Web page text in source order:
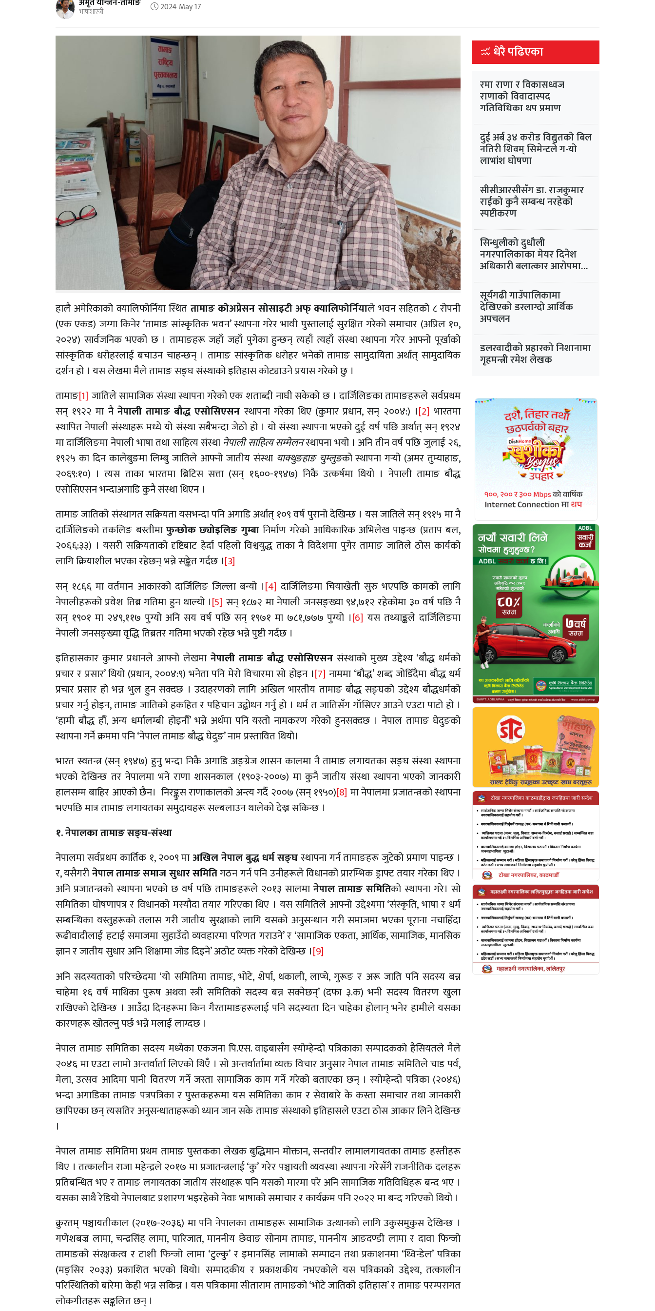
भाषाशास्त्री 2024 May 17
हालै अमेरिकाको क्यालिफोर्निया स्थित तामाङ कोअप्रेसन सोसाइटी अफ् क्यालिफोर्नियाले भवन सहितको ८ रोपनी
(एक एकड) जग्गा किनेर ‘तामाङ सांस्कृतिक भवन’ स्थापना गरेर भावी पुस्तालाई सुरक्षित गरेको समाचार (अप्रिल १०,
२०२४) सार्वजनिक भएको छ । तामाङहरू जहाँ जहाँ पुगेका हुन्छन् त्यहाँ त्यहाँ संस्था स्थापना गरेर आफ्नो पूर्खाको
सांस्कृतिक धरोहरलाई बचाउन चाहन्छन् । तामाङ सांस्कृतिक धरोहर भनेको तामाङ सामुदायिता अर्थात् सामुदायिक
दर्शन हो । यस लेखमा मैले तामाङ सङ्घ संस्थाको इतिहास कोट्याउने प्रयास गरेको छु ।
तामाङ[1] जातिले सामाजिक संस्था स्थापना गरेको एक शताब्दी नाघी सकेको छ । दार्जिलिङका तामाङहरूले सर्वप्रथम
सन् १९२२ मा नै नेपाली तामाङ बौद्ध एसोसिएसन स्थापना गरेका थिए (कुमार प्रधान, सन् २००४:) ।[2] भारतमा
स्थापित नेपाली संस्थाहरू मध्ये यो संस्था सबैभन्दा जेठो हो । यो संस्था स्थापना भएको दुई वर्ष पछि अर्थात् सन् १९२४
मा दार्जिलिङमा नेपाली भाषा तथा साहित्य संस्था नेपाली साहित्य सम्मेलनस्थापना भयो । अनि तीन वर्ष पछि जुलाई २६,
१९२५ का दिन कालेबुङमा लिम्बु जातिले आफ्नो जातीय संस्था याक्थुङहाङ चुम्लुङको स्थापना गर्‍यो (अमर तुम्याहाङ,
२०६९:१०) । त्यस ताका भारतमा ब्रिटिस सत्ता (सन् १६००-१९४७) निकै उत्कर्षमा थियो । नेपाली तामाङ बौद्ध
एसोसिएसन भन्दाअगाडि कुनै संस्था थिएन ।
तामाङ जातिको संस्थागत सक्रियता यसभन्दा पनि अगाडि अर्थात् १०९ वर्ष पुरानो देखिन्छ । यस जातिले सन् १९१५ मा नै
दार्जिलिङको तकलिङ बस्तीमा फुन्छोक छ्योइलिङ गुम्बानिर्माण गरेको आधिकारिक अभिलेख पाइन्छ (प्रताप बल,
२०६६:३३) । यसरी सक्रियताको दृष्टिबाट हेर्दा पहिलो विश्वयुद्ध ताका नै विदेशमा पुगेर तामाङ जातिले ठोस कार्यको
लागि क्रियाशील भएका रहेछन् भन्ने सङ्केत गर्दछ ।[3]
सन् १८६६ मा वर्तमान आकारको दार्जिलिङ जिल्ला बन्यो ।[4] दार्जिलिङमा चियाखेती सुरु भएपछि कामको लागि
नेपालीहरूको प्रवेश तिब्र गतिमा हुन थाल्यो ।[5] सन् १८७२ मा नेपाली जनसङ्ख्या ९४,७१२ रहेकोमा ३० वर्ष पछि नै
सन् १९०१ मा २४९,११७ पुग्यो अनि सय वर्ष पछि सन् १९७१ मा ७८१,७७७ पुग्यो ।[6] यस तथ्याङ्कले दार्जिलिङमा
नेपाली जनसङ्ख्या वृद्धि तिब्रतर गतिमा भएको रहेछ भन्ने पुष्टी गर्दछ ।
इतिहासकार कुमार प्रधानले आफ्नो लेखमा नेपाली तामाङ बौद्ध एसोसिएसन संस्थाको मुख्य उद्देश्य ‘बौद्ध धर्मको
प्रचार र प्रसार’ थियो (प्रधान, २००४:९) भनेता पनि मेरो विचारमा सो होइन ।[7] नाममा ‘बौद्ध’ शब्द जोडिँदैमा बौद्ध धर्म
प्रचार प्रसार हो भन्न भुल हुन सक्दछ । उदाहरणको लागि अखिल भारतीय तामाङ बौद्ध सङ्घको उद्देश्य बौद्धधर्मको
प्रचार गर्नु होइन, तामाङ जातिको हकहित र पहिचान उद्बोधन गर्नु हो । धर्म त जातिसँग गाँसिएर आउने एउटा पाटो हो ।
‘हामी बौद्ध हौँ, अन्य धर्मालम्बी होइनौँ’ भन्ने अर्थमा पनि यस्तो नामकरण गरेको हुनसक्दछ । नेपाल तामाङ घेदुङको
स्थापना गर्ने क्रममा पनि ‘नेपाल तामाङ बौद्ध घेदुङ’ नाम प्रस्तावित थियो।
भारत स्वतन्त्र (सन् १९४७) हुनु भन्दा निकै अगाडि अङ्ग्रेज शासन कालमा नै तामाङ लगायतका सङ्घ संस्था स्थापना
भएको देखिन्छ तर नेपालमा भने राणा शासनकाल (१९०३-२००७) मा कुनै जातीय संस्था स्थापना भएको जानकारी
हालसम्म बाहिर आएको छैन। निरङ्कुस राणाकालको अन्त्य गर्दै २००७ (सन् १९५०)[8] मा नेपालमा प्रजातन्त्रको स्थापना
भएपछि मात्र तामाङ लगायतका समुदायहरू सल्बलाउन थालेको देख्न सकिन्छ ।
१. नेपालका तामाङ सङ्घ-संस्था
नेपालमा सर्वप्रथम कार्तिक १, २००९ माअखिल नेपाल बुद्ध धर्म सङ्घस्थापना गर्न तामाङहरू जुटेको प्रमाण पाइन्छ ।
र, यसैगरीनेपाल तामाङ समाज सुधार समितिगठन गर्न पनि उनीहरूले विधानको प्रारम्भिक ड्राफ्ट तयार गरेका थिए ।
अनि प्रजातन्त्रको स्थापना भएको छ वर्ष पछि तामाङहरूले २०१३ सालमा नेपाल तामाङ समितिको स्थापना गरे। सो
समितिका घोषणापत्र र विधानको मस्यौदा तयार गरिएका थिए । यस समितिले आफ्नो उद्देश्यमा ‘संस्कृति, भाषा र धर्म
सम्बन्धिका वस्तुहरूको तलास गरी जातीय सुरक्षाको लागि यसको अनुसन्धान गरी समाजमा भएका पूराना नचाहिँदा
रूढीवादीलाई हटाई समाजमा सुहाउँदो व्यवहारमा परिणत गराउने’ र ‘सामाजिक एकता, आर्थिक, सामाजिक, मानसिक
ज्ञान र जातीय सुधार अनि शिक्षामा जोड दिइने’ अठोट व्यक्त गरेको देखिन्छ ।[9]
अनि सदस्यताको परिच्छेदमा ‘यो समितिमा तामाङ, भोटे, शेर्पा, थकाली, लाप्चे, गुरूङ र अरू जाति पनि सदस्य बन्न
चाहेमा १६ वर्ष माथिका पुरूष अथवा स्त्री समितिको सदस्य बन्न सक्नेछन्’ (दफा ३.क) भनी सदस्य वितरण खुला
राखिएको देखिन्छ । आउँदा दिनहरूमा किन गैरतामाङहरूलाई पनि सदस्यता दिन चाहेका होलान् भनेर हामीले यसका
कारणहरू खोतल्नु पर्छ भन्ने मलाई लाग्दछ ।
नेपाल तामाङ समितिका सदस्य मध्येका एकजना पि.एस. वाइबासँग स्योम्हेन्दो पत्रिकाका सम्पादकको हैसियतले मैले
२०४६ मा एउटा लामो अन्तर्वार्ता लिएको थिएँ । सो अन्तर्वार्तामा व्यक्त विचार अनुसार नेपाल तामाङ समितिले चाड पर्व,
मेला, उत्सव आदिमा पानी वितरण गर्ने जस्ता सामाजिक काम गर्ने गरेको बताएका छन् । स्योम्हेन्दो पत्रिका (२०४६)
भन्दा अगाडिका तामाङ पत्रपत्रिका र पुस्तकहरूमा यस समितिका काम र सेवाबारे के कस्ता समाचार तथा जानकारी
छापिएका छन् त्यसतिर अनुसन्धाताहरूको ध्यान जान सके तामाङ संस्थाको इतिहासले एउटा ठोस आकार लिने देखिन्छ
।
नेपाल तामाङ समितिमा प्रथम तामाङ पुस्तकका लेखक बुद्धिमान मोक्तान, सन्तवीर लामालगायतका तामाङ हस्तीहरू
थिए । तत्कालीन राजा महेन्द्रले २०१७ मा प्रजातन्त्रलाई ‘कु’ गरेर पञ्चायती व्यवस्था स्थापना गरेसँगै राजनीतिक दलहरू
प्रतिबन्धित भए र तामाङ लगायतका जातीय संस्थाहरू पनि यसको मारमा परे अनि सामाजिक गतिविधिहरू बन्द भए ।
यसका साथै रेडियो नेपालबाट प्रशारण भइरहेको नेवाः भाषाको समाचार र कार्यक्रम पनि २०२२ मा बन्द गरिएको थियो ।
क्रुरतम् पञ्चायतीकाल (२०१७-२०३६) मा पनि नेपालका तामाङहरू सामाजिक उत्थानको लागि उकुसमुकुस देखिन्छ ।
गणेशबज्र लामा, चन्द्रसिंह लामा, पारिजात, माननीय छेवाङ सोनाम तामाङ, माननीय आङदण्डी लामा र दावा फिन्जो
तामाङको संरक्षकत्व र टाशी फिन्जो लामा ‘टुल्कु’ र इमानसिंह लामाको सम्पादन तथा प्रकाशनमा ‘थ्विन्डेल’ पत्रिका
(मङ्सिर २०३३) प्रकाशित भएको थियो। सम्पादकीय र प्रकाशकीय नभएकोले यस पत्रिकाको उद्देश्य, तत्कालीन
परिस्थितिको बारेमा केही भन्न सकिन्न । यस पत्रिकामा सीताराम तामाङको ‘भोटे जातिको इतिहास’ र तामाङ परम्परागत
लोकगीतहरू सङ्कलित छन् ।
धेरै पढिएका
रमा राणा र विकासध्वज
राणाको विवादास्पद
गतिविधिका थप प्रमाण
दुई अर्ब ३४ करोड विद्युतको बिल
नतिरी शिवम् सिमेन्टले ग-यो
लाभांश घोषणा
सीसीआरसीसँग डा. राजकुमार
राईको कुनै सम्बन्ध नरहेको
स्पष्टीकरण
सिन्धुलीको दुधौली
नगरपालिकाका मेयर दिनेश
अधिकारी बलात्कार आरोपमा
फरार
सूर्यगढी गाउँपालिकामा
देखिएको डरलाग्दो आर्थिक
अपचलन
डलरवादीको प्रहारको निशानामा
गृहमन्त्री रमेश लेखक